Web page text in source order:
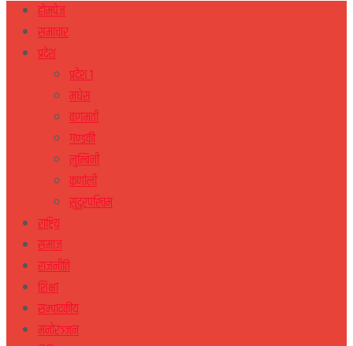
होमपेज
समाचार
प्रदेश
प्रदेश १
मधेस
वागमती
गण्डकी
लुम्बिनी
कर्णाली
सुदुरपस्चिम
राष्ट्रिय
समाज
राजनीति
शिक्षा
सम्पादकीय
मनोरञ्जन